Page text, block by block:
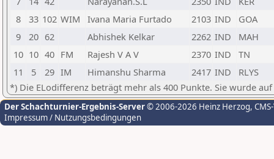
8
33 102 WIM Ivana Maria Furtado 2103 IND
GOA
9
20 62 Abhishek Kelkar 2262 IND
MAH
10 10 40 FM Rajesh V A V 2370 IND
TN
11
5 29 IM Himanshu Sharma 2417 IND
RLYS
*) Die ELodifferenz beträgt mehr als 400 Punkte. Sie wurde
Der Schachturnier-Ergebnis-Server© 2006-2026 Heinz Herzog,
Impressum / Nutzungsbedingungen